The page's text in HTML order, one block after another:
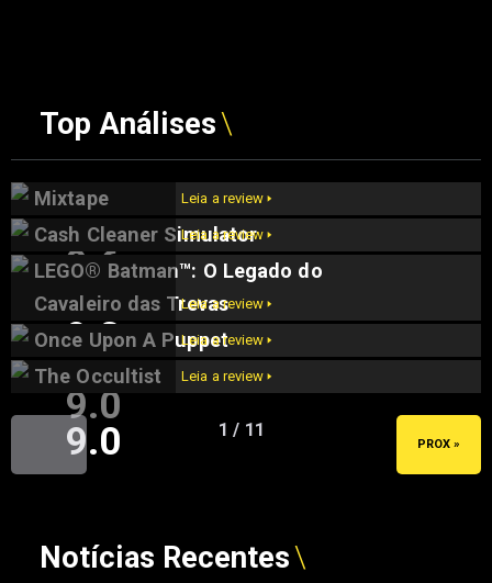
Top Análises
Mixtape
9.6
Leia a review 🢒
Cash Cleaner Simulator
9.5
Leia a review 🢒
LEGO® Batman™: O Legado do
Cavaleiro das Trevas
9.2
Leia a review 🢒
Once Upon A Puppet
9.0
Leia a review 🢒
The Occultist
9.0
Leia a review 🢒
1 / 11
PROX »
Notícias Recentes